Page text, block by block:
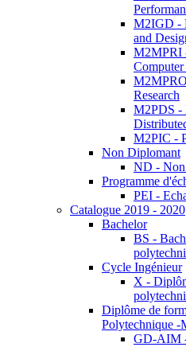
M2IGD -
and
M2MPRI
Computer
Research
M2PDS -
M2PIC -
Non Diplomant
ND -
Programme
PEI -
Catalogue 2019 - 2020
Bachelor
BS -
Cycle Ingénieur
X -
Diplôme de
Polytechnique -
GD-AIM